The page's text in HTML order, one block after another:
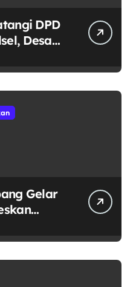
DPD
Desak
Gelar